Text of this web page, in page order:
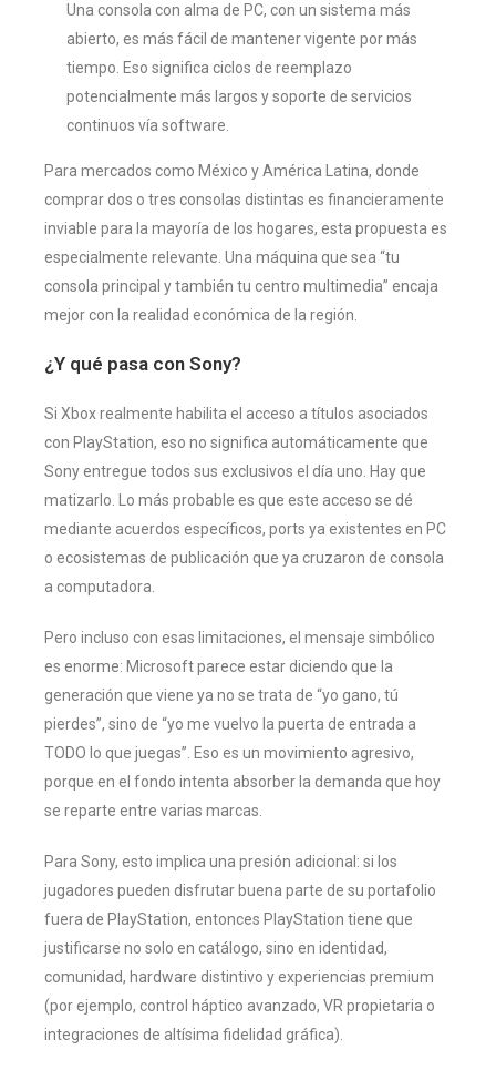
Una consola con alma de PC, con un sistema más
abierto, es más fácil de mantener vigente por más
tiempo. Eso significa ciclos de reemplazo
potencialmente más largos y soporte de servicios
continuos vía software.
Para mercados como México y América Latina, donde
comprar dos o tres consolas distintas es financieramente
inviable para la mayoría de los hogares, esta propuesta es
especialmente relevante. Una máquina que sea “tu
consola principal y también tu centro multimedia” encaja
mejor con la realidad económica de la región.
¿Y qué pasa con Sony?
Si Xbox realmente habilita el acceso a títulos asociados
con PlayStation, eso no significa automáticamente que
Sony entregue todos sus exclusivos el día uno. Hay que
matizarlo. Lo más probable es que este acceso se dé
mediante acuerdos específicos, ports ya existentes en PC
o ecosistemas de publicación que ya cruzaron de consola
a computadora.
Pero incluso con esas limitaciones, el mensaje simbólico
es enorme: Microsoft parece estar diciendo que la
generación que viene ya no se trata de “yo gano, tú
pierdes”, sino de “yo me vuelvo la puerta de entrada a
TODO lo que juegas”. Eso es un movimiento agresivo,
porque en el fondo intenta absorber la demanda que hoy
se reparte entre varias marcas.
Para Sony, esto implica una presión adicional: si los
jugadores pueden disfrutar buena parte de su portafolio
fuera de PlayStation, entonces PlayStation tiene que
justificarse no solo en catálogo, sino en identidad,
comunidad, hardware distintivo y experiencias premium
(por ejemplo, control háptico avanzado, VR propietaria o
integraciones de altísima fidelidad gráfica).